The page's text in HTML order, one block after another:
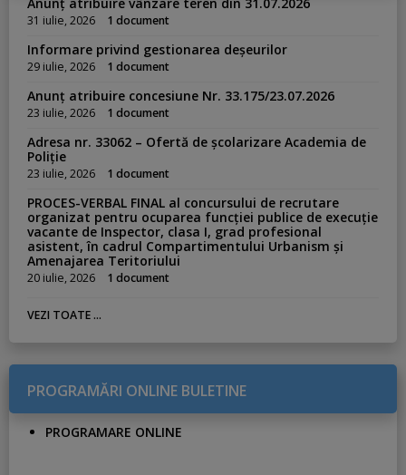
31 iulie, 2026 1 document
Informare privind gestionarea deșeurilor
29 iulie, 2026 1 document
Anunț atribuire concesiune Nr. 33.175/23.07.2026
23 iulie, 2026 1 document
Adresa nr. 33062 – Ofertă de școlarizare Academia de
Poliție
23 iulie, 2026 1 document
PROCES-VERBAL FINAL al concursului de recrutare
organizat pentru ocuparea funcției publice de execuție
vacante de Inspector, clasa I, grad profesional
asistent, în cadrul Compartimentului Urbanism și
Amenajarea Teritoriului
20 iulie, 2026 1 document
VEZI TOATE ...
PROGRAMĂRI ONLINE BULETINE
PROGRAMARE ONLINE